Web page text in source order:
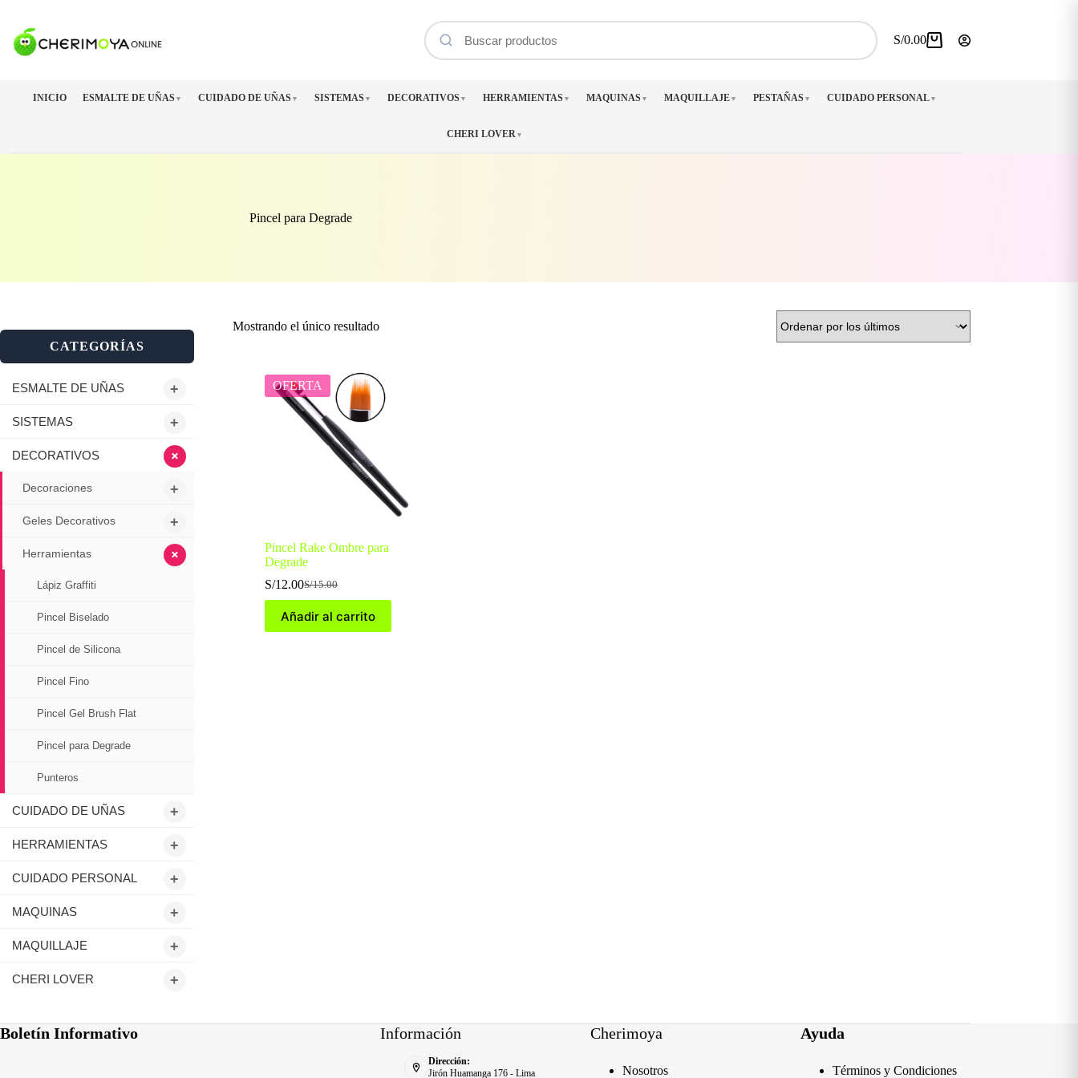
contenido
Carro
S/0.00
INICIO ESMALTE DE UÑAS ▼ CUIDADO DE UÑAS ▼ SISTEMAS ▼ DECORATIVOS ▼ HERRAMIENTAS ▼ MAQUINAS ▼ MAQUILLAJE ▼ PESTAÑAS ▼ CUIDADO PERSONAL ▼
CHERI LOVER ▼
Pincel para Degrade
Mostrando el único resultado
OFERTA
Pincel Rake Ombre para
Degrade
S/15.00
El
original
era:
S/12.00El
actual
es:
Añadir al carrito
CATEGORÍAS
+
ESMALTE DE UÑAS
+
SISTEMAS
+
DECORATIVOS
+
Decoraciones
+
Geles Decorativos
+
Herramientas
Lápiz Graffiti
Pincel Biselado
Pincel de Silicona
Pincel Fino
Pincel Gel Brush Flat
Pincel para Degrade
Punteros
+
CUIDADO DE UÑAS
+
HERRAMIENTAS
+
CUIDADO PERSONAL
+
MAQUINAS
+
MAQUILLAJE
+
CHERI LOVER
Boletín Informativo Información
Dirección:
Jirón Huamanga 176 - Lima
Cherimoya
Nosotros
Ayuda
Términos y Condiciones